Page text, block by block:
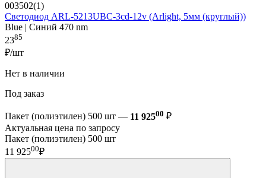
003502(1)
Светодиод ARL-5213UBC-3cd-12v (Arlight, 5мм (круглый))
Blue | Синий 470 nm
2385
₽/шт
Нет в наличии
Под заказ
Пакет (полиэтилен) 500 шт — 11 92500 ₽
Актуальная цена по запросу
Пакет (полиэтилен) 500 шт
11 92500₽